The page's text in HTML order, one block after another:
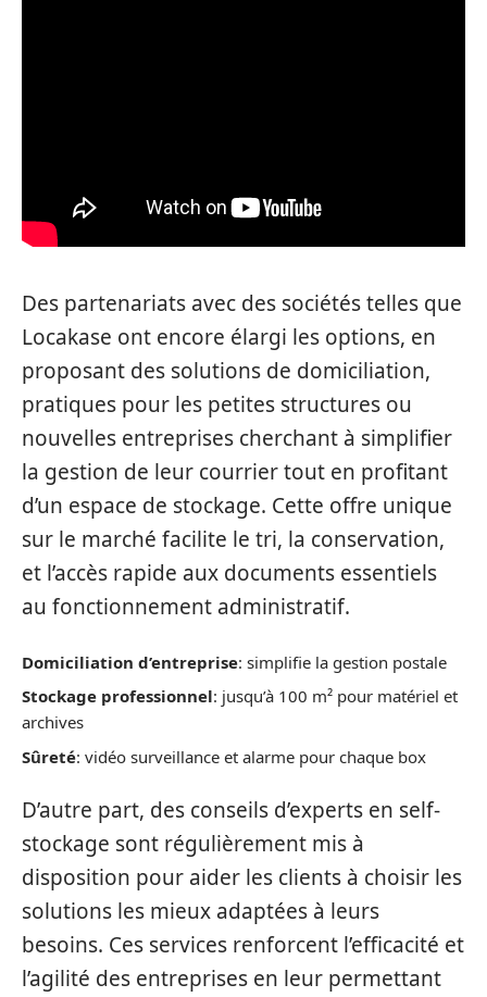
Des partenariats avec des sociétés telles que
Locakase ont encore élargi les options, en
proposant des solutions de domiciliation,
pratiques pour les petites structures ou
nouvelles entreprises cherchant à simplifier
la gestion de leur courrier tout en profitant
d’un espace de stockage. Cette offre unique
sur le marché facilite le tri, la conservation,
et l’accès rapide aux documents essentiels
au fonctionnement administratif.
Domiciliation d’entreprise: simplifie la gestion postale
Stockage professionnel: jusqu’à 100 m² pour matériel et
archives
Sûreté: vidéo surveillance et alarme pour chaque box
D’autre part, des conseils d’experts en self-
stockage sont régulièrement mis à
disposition pour aider les clients à choisir les
solutions les mieux adaptées à leurs
besoins. Ces services renforcent l’efficacité et
l’agilité des entreprises en leur permettant